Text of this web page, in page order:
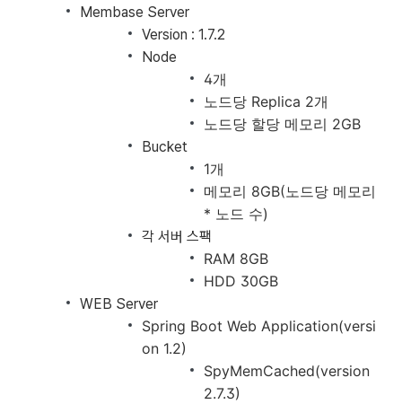
Membase Server
Version : 1.7.2
Node
4개
노드당 Replica 2개
노드당 할당 메모리 2GB
Bucket
1개
메모리 8GB(노드당 메모리
* 노드 수)
각 서버 스팩
RAM 8GB
HDD 30GB
WEB Server
Spring Boot Web Application(versi
on 1.2)
SpyMemCached(version
2.7.3)